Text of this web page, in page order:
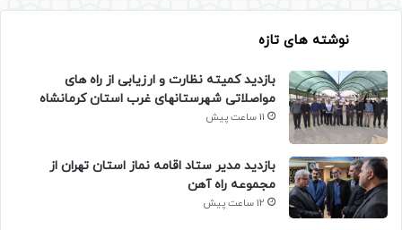
نوشته های تازه
بازدید کمیته نظارت و ارزیابی از راه های
مواصلاتی شهرستانهای غرب استان کرمانشاه
11 ساعت پیش
بازدید مدیر ستاد اقامه نماز استان تهران از
مجموعه راه آهن
12 ساعت پیش